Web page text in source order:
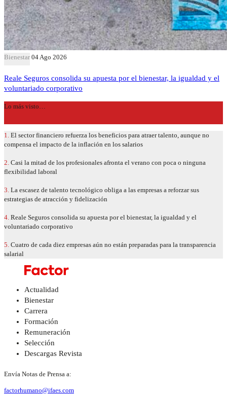
Bienestar 04 Ago 2026
Reale Seguros consolida su apuesta por el bienestar, la igualdad y el
voluntariado corporativo
Lo más visto…
1. El sector financiero refuerza los beneficios para atraer talento, aunque no
compensa el impacto de la inflación en los salarios
2. Casi la mitad de los profesionales afronta el verano con poca o ninguna
flexibilidad laboral
3. La escasez de talento tecnológico obliga a las empresas a reforzar sus
estrategias de atracción y fidelización
4. Reale Seguros consolida su apuesta por el bienestar, la igualdad y el
voluntariado corporativo
5. Cuatro de cada diez empresas aún no están preparadas para la transparencia
salarial
Actualidad
Bienestar
Carrera
Formación
Remuneración
Selección
Descargas Revista
Envía Notas de Prensa a:
factorhumano@ifaes.com